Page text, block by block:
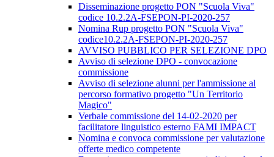
Disseminazione progetto PON "Scuola Viva"
codice 10.2.2A-FSEPON-PI-2020-257
Nomina Rup progetto PON "Scuola Viva"
codice10.2.2A-FSEPON-PI-2020-257
AVVISO PUBBLICO PER SELEZIONE DPO
Avviso di selezione DPO - convocazione
commissione
Avviso di selezione alunni per l'ammissione al
percorso formativo progetto "Un Territorio
Magico"
Verbale commissione del 14-02-2020 per
facilitatore linguistico esterno FAMI IMPACT
Nomina e convoca commissione per valutazione
offerte medico competente